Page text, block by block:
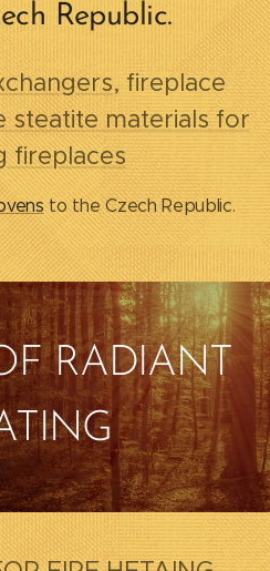
Republic.
, fireplace
steatite materials for
fireplaces
to the Czech Republic.
RADIANT